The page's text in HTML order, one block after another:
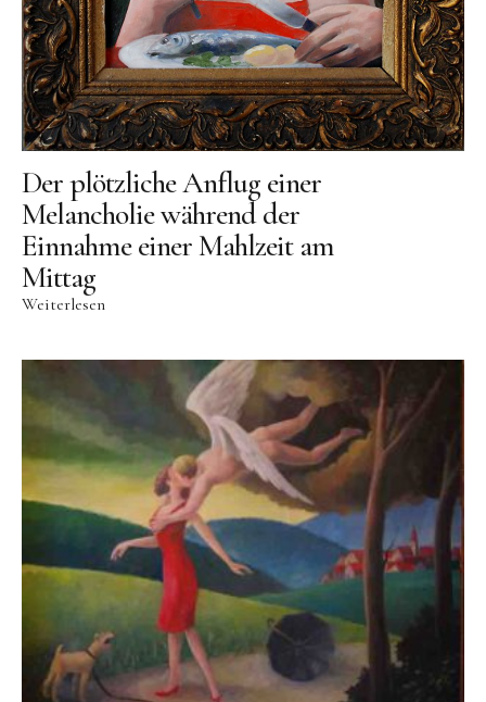
Der plötzliche Anflug einer
Melancholie während der
Einnahme einer Mahlzeit am
Mittag
Weiterlesen